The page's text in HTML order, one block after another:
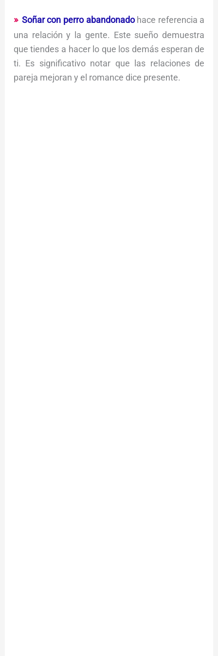
Soñar con perro abandonadohace referencia a
una relación y la gente. Este sueño demuestra
que tiendes a hacer lo que los demás esperan de
ti. Es significativo notar que las relaciones de
pareja mejoran y el romance dice presente.